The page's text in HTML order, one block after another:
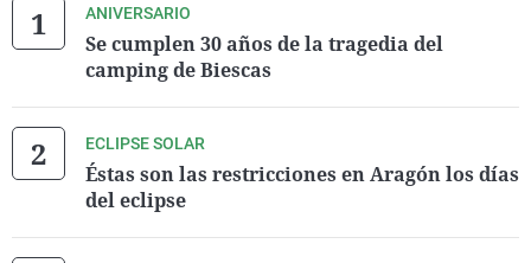
ANIVERSARIO
Se cumplen 30 años de la tragedia del
camping de Biescas
ECLIPSE SOLAR
Éstas son las restricciones en Aragón los días
del eclipse